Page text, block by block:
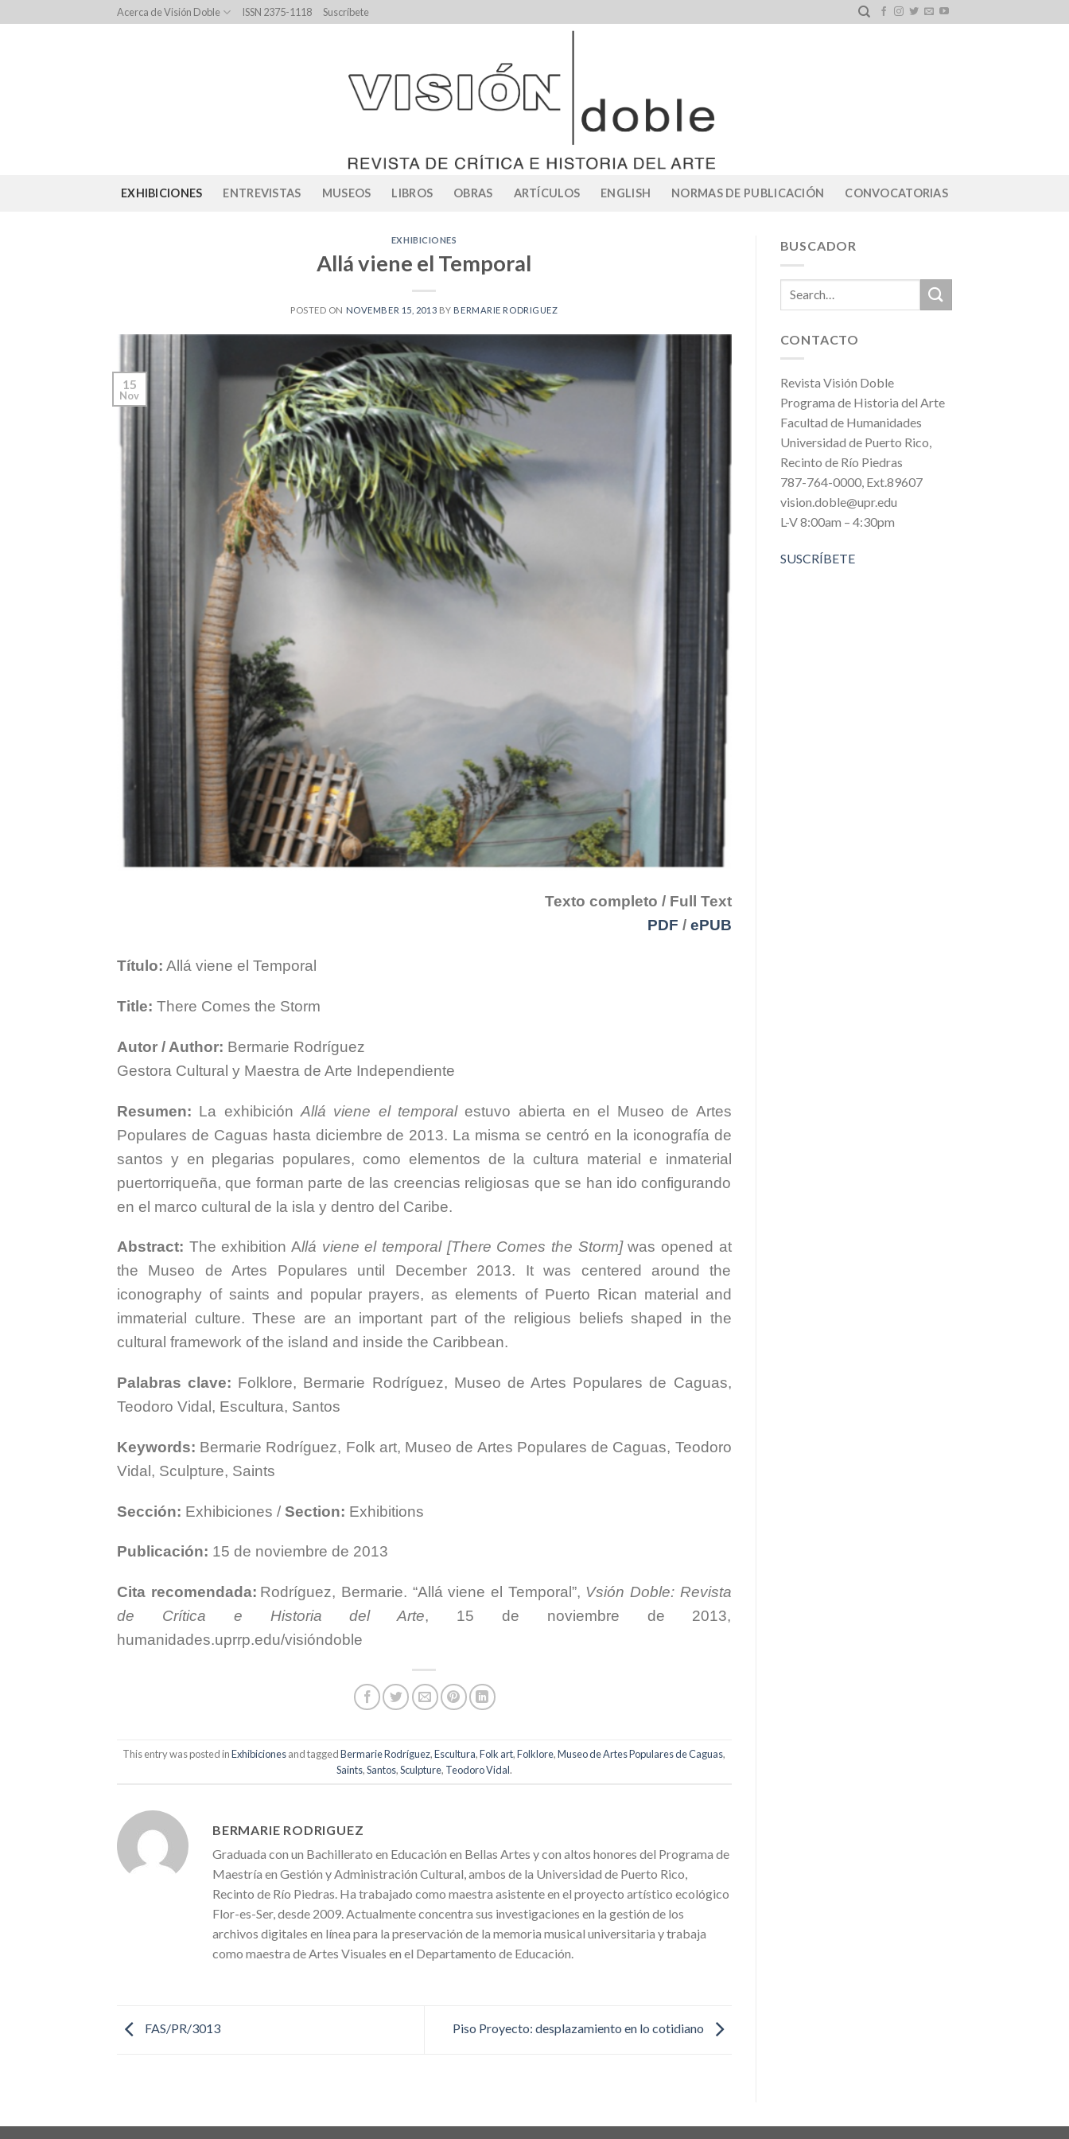
to
Acerca de Visión Doble ISSN 2375-1118 Suscríbete
EXHIBICIONES ENTREVISTAS MUSEOS LIBROS OBRAS ARTÍCULOS ENGLISH NORMAS DE PUBLICACIÓN CONVOCATORIAS
EXHIBICIONES
Allá viene el Temporal
POSTED ON NOVEMBER 15, 2013 BY BERMARIE RODRIGUEZ
15
Nov
Texto completo / Full Text
PDF / ePUB
Título: Allá viene el Temporal
Title: There Comes the Storm
Autor / Author: Bermarie Rodríguez
Gestora Cultural y Maestra de Arte Independiente
Resumen: La exhibiciónAllá viene el temporalestuvo abierta en el Museo de Artes
Populares de Caguas hasta diciembre de 2013. La misma se centró en la iconografía de
santos y en plegarias populares, como elementos de la cultura material e inmaterial
puertorriqueña, que forman parte de las creencias religiosas que se han ido configurando
en el marco cultural de la isla y dentro del Caribe.
Abstract: The exhibition Allá viene el temporal [There Comes the Storm]was opened at
the Museo de Artes Populares until December 2013. It was centered around the
iconography of saints and popular prayers, as elements of Puerto Rican material and
immaterial culture. These are an important part of the religious beliefs shaped in the
cultural framework of the island and inside the Caribbean.
Palabras clave: Folklore, Bermarie Rodríguez, Museo de Artes Populares de Caguas,
Teodoro Vidal, Escultura, Santos
Keywords: Bermarie Rodríguez, Folk art, Museo de Artes Populares de Caguas, Teodoro
Vidal, Sculpture, Saints
Sección: Exhibiciones / Section: Exhibitions
Publicación: 15 de noviembre de 2013
Cita recomendada: Rodríguez, Bermarie. “Allá viene el Temporal”, Vsión Doble: Revista
de Crítica e Historia del Arte, 15 de noviembre de 2013,
humanidades.uprrp.edu/visióndoble
This entry was posted inExhibicionesand taggedBermarie Rodríguez,Escultura,Folk art,Folklore,Museo de Artes Populares de Caguas,
Saints,Santos,Sculpture, Teodoro Vidal.
BERMARIE RODRIGUEZ
Graduada con un Bachillerato en Educación en Bellas Artes y con altos honores del Programa de
Maestría en Gestión y Administración Cultural, ambos de la Universidad de Puerto Rico,
Recinto de Río Piedras. Ha trabajado como maestra asistente en el proyecto artístico ecológico
Flor-es-Ser, desde 2009. Actualmente concentra sus investigaciones en la gestión de los
archivos digitales en línea para la preservación de la memoria musical universitaria y trabaja
como maestra de Artes Visuales en el Departamento de Educación.
FAS/PR/3013 Piso Proyecto: desplazamiento en lo cotidiano
BUSCADOR
CONTACTO
Revista Visión Doble
Programa de Historia del Arte
Facultad de Humanidades
Universidad de Puerto Rico,
Recinto de Río Piedras
787-764-0000, Ext.89607
vision.doble@upr.edu
L-V 8:00am – 4:30pm
SUSCRÍBETE